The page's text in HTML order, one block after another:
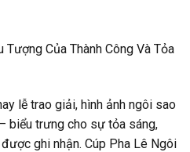
Của Thành Công Và Tỏa
lễ trao giải, hình ảnh ngôi sao
biểu trưng cho sự tỏa sáng,
ghi nhận. Cúp Pha Lê Ngôi